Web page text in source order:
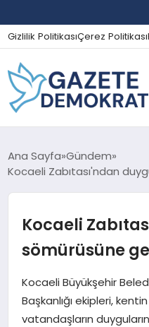
Gizlilik PolitikasıÇerez Politikası
GÜNDEM
SPOR
MAGAZIN
Ana Sayfa Gündem
Kocaeli Zabıtası'ndan
Kocaeli
sömürüsüne
Kocaeli Büyükşehir
Başkanlığı ekipleri,
vatandaşların